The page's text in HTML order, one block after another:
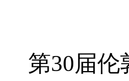
第30届伦